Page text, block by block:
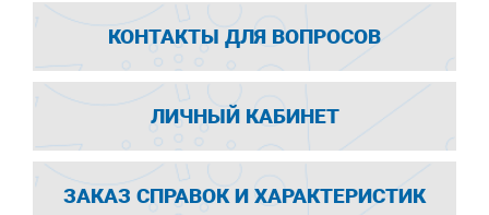
КОНТАКТЫ ДЛЯ ВОПРОСОВ
ЛИЧНЫЙ КАБИНЕТ
ЗАКАЗ СПРАВОК И ХАРАКТЕРИСТИК